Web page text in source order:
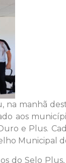
manhã
aos
e Plus.
Municipal
do Selo